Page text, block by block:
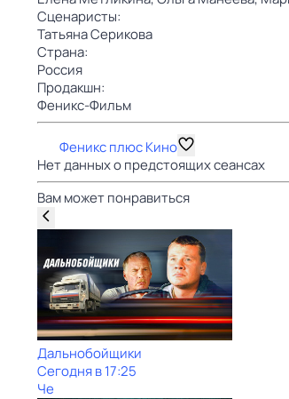
Сценаристы:
Татьяна Серикова
Страна:
Россия
Продакшн:
Феникс-Фильм
Феникс плюс Кино
Нет данных о предстоящих сеансах
Вам может понравиться
Дальнобойщики
Сегодня в 17:25
Че